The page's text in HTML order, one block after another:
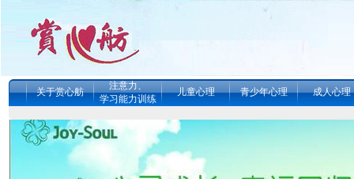
关于赏心舫
注意力、
学习能力训练
儿童心理 青少年心理 成人心理